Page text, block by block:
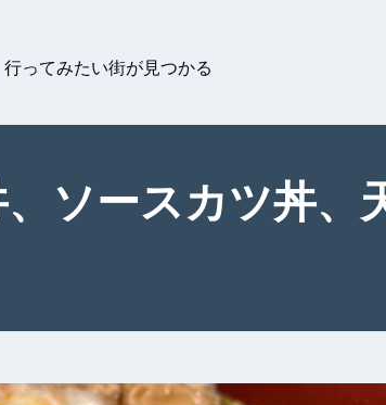
ってみたい街が見つかる
ソースカツ丼、